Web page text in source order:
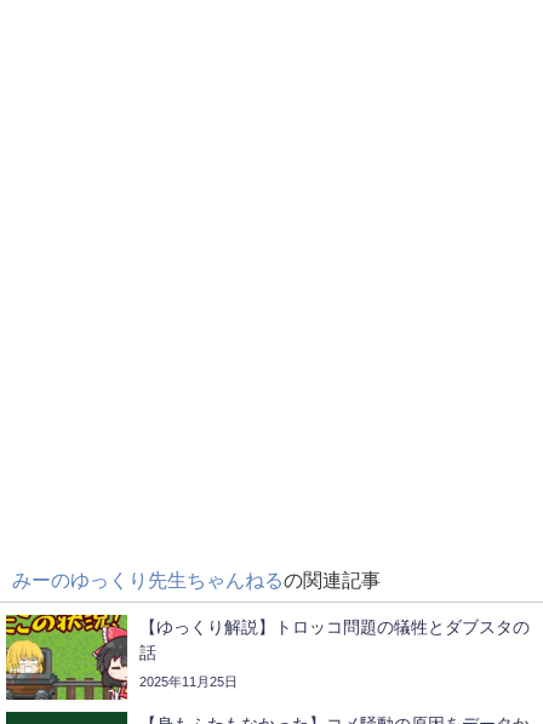
みーのゆっくり先生ちゃんねるの関連記事
【ゆっくり解説】トロッコ問題の犠牲とダブスタの
話
2025年11月25日